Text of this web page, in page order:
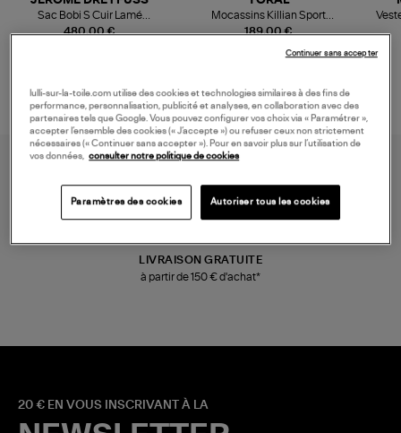
480,00 €
Sac Bobi S Cuir Lamé
Champagne
189,00 €
Mocassins Killian Sport
Mousse
LIVRAISON GRATUITE
à partir de 150 € d'achat*
20 € EN VOUS INSCRIVANT À LA
lulli-sur-la-toile.com utilise des cookies et technologies similaires à des fins de
performance, personnalisation, publicité et analyses, en collaboration avec des
partenaires tels que Google. Vous pouvez configurer vos choix via « Paramétrer »,
accepter l’ensemble des cookies (« J’accepte ») ou refuser ceux non strictement
nécessaires (« Continuer sans accepter »). Pour en savoir plus sur l’utilisation de
vos données,
consulter notre politique de cookies
Paramètres des cookies Autoriser tous les cookies
Continuer sans accepter